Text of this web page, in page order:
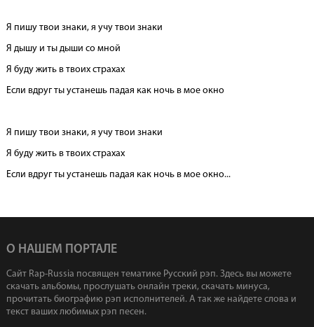
Я пишу твои знаки, я учу твои знаки
Я дышу и ты дыши со мной
Я буду жить в твоих страхах
Если вдруг ты устанешь падая как ночь в мое окно
Я пишу твои знаки, я учу твои знаки
Я буду жить в твоих страхах
Если вдруг ты устанешь падая как ночь в мое окно...
О НАШЕМ ПОРТАЛЕ
Сайт Rap-Russia посвящен тематике Русский рэп. Здесь вы можете
скачать альбомы, прослушать онлайн треки, скачать минуса,
прочитать биографию рэп исполнителей. А так же найдете слова и
текст ваших любимых рэп песен.